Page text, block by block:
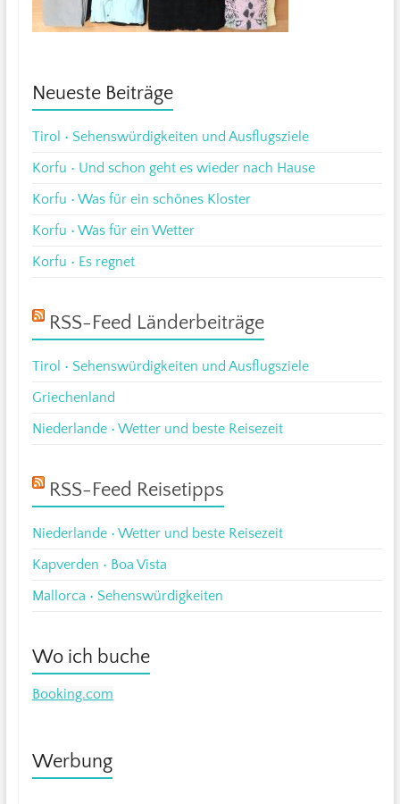
Neueste Beiträge
Tirol • Sehenswürdigkeiten und Ausflugsziele
Korfu • Und schon geht es wieder nach Hause
Korfu • Was für ein schönes Kloster
Korfu • Was für ein Wetter
Korfu • Es regnet
RSS-Feed Länderbeiträge
Tirol • Sehenswürdigkeiten und Ausflugsziele
Griechenland
Niederlande • Wetter und beste Reisezeit
RSS-Feed Reisetipps
Niederlande • Wetter und beste Reisezeit
Kapverden • Boa Vista
Mallorca • Sehenswürdigkeiten
Wo ich buche
Booking.com
Werbung